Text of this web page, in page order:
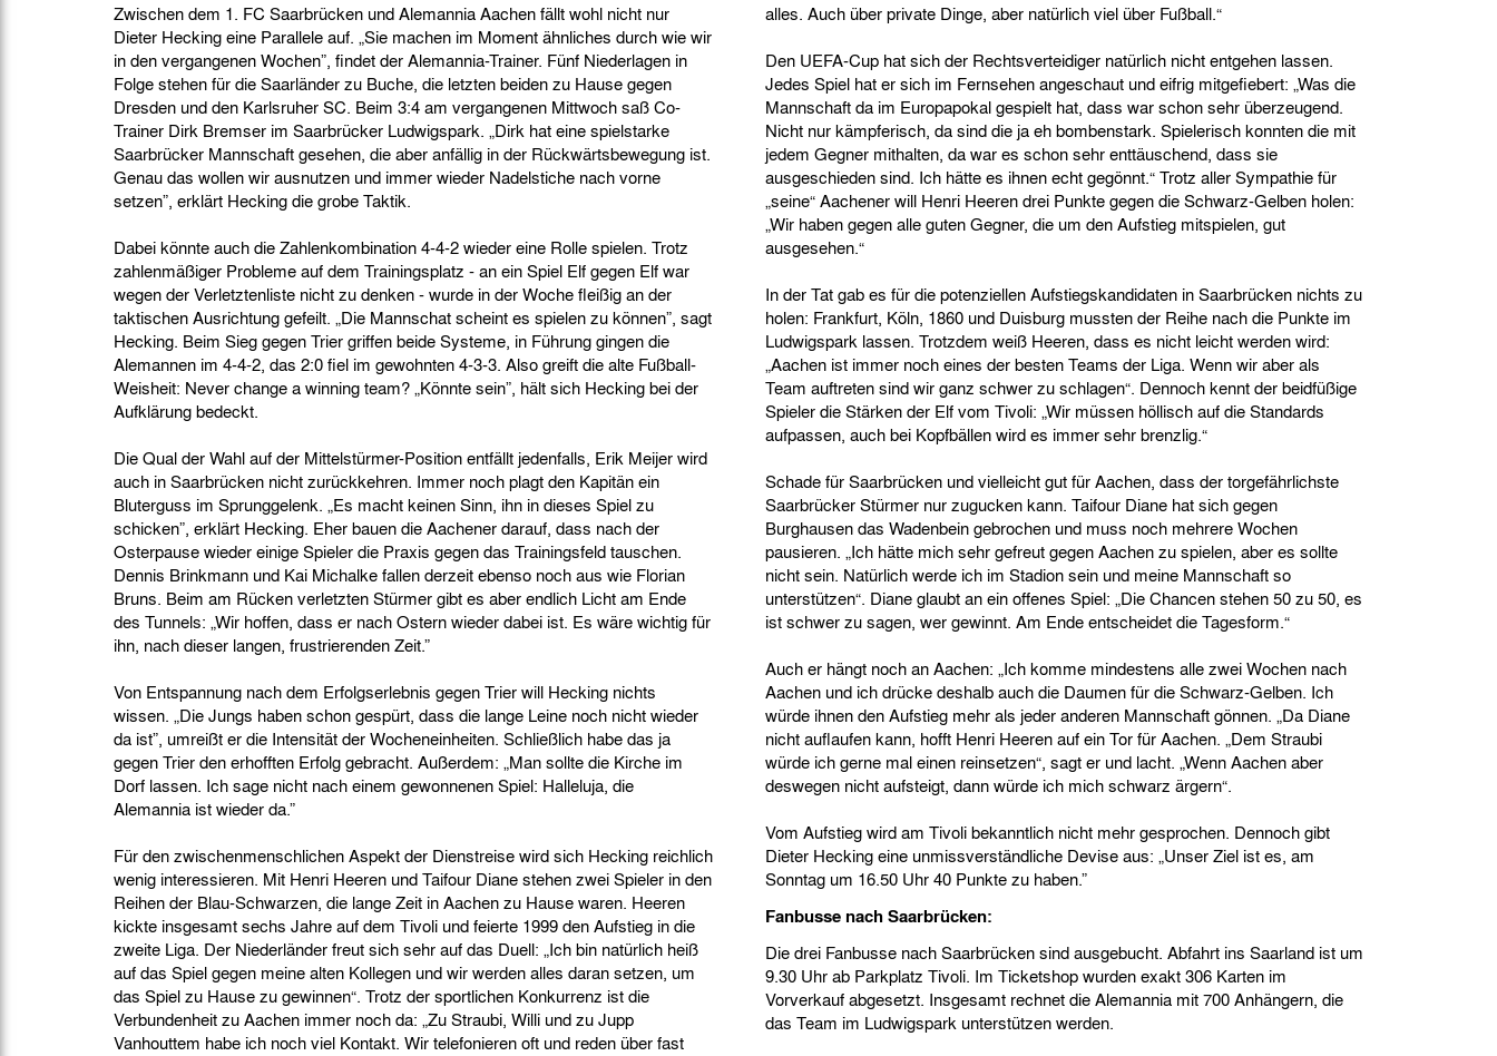
Zwischen dem 1. FC Saarbrücken und Alemannia Aachen fällt wohl nicht nur
Dieter Hecking eine Parallele auf. „Sie machen im Moment ähnliches durch wie wir
in den vergangenen Wochen”, findet der Alemannia-Trainer. Fünf Niederlagen in
Folge stehen für die Saarländer zu Buche, die letzten beiden zu Hause gegen
Dresden und den Karlsruher SC. Beim 3:4 am vergangenen Mittwoch saß Co-
Trainer Dirk Bremser im Saarbrücker Ludwigspark. „Dirk hat eine spielstarke
Saarbrücker Mannschaft gesehen, die aber anfällig in der Rückwärtsbewegung ist.
Genau das wollen wir ausnutzen und immer wieder Nadelstiche nach vorne
setzen”, erklärt Hecking die grobe Taktik.
Dabei könnte auch die Zahlenkombination 4-4-2 wieder eine Rolle spielen. Trotz
zahlenmäßiger Probleme auf dem Trainingsplatz - an ein Spiel Elf gegen Elf war
wegen der Verletztenliste nicht zu denken - wurde in der Woche fleißig an der
taktischen Ausrichtung gefeilt. „Die Mannschat scheint es spielen zu können”, sagt
Hecking. Beim Sieg gegen Trier griffen beide Systeme, in Führung gingen die
Alemannen im 4-4-2, das 2:0 fiel im gewohnten 4-3-3. Also greift die alte Fußball-
Weisheit: Never change a winning team? „Könnte sein”, hält sich Hecking bei der
Aufklärung bedeckt.
Die Qual der Wahl auf der Mittelstürmer-Position entfällt jedenfalls, Erik Meijer wird
auch in Saarbrücken nicht zurückkehren. Immer noch plagt den Kapitän ein
Bluterguss im Sprunggelenk. „Es macht keinen Sinn, ihn in dieses Spiel zu
schicken”, erklärt Hecking. Eher bauen die Aachener darauf, dass nach der
Osterpause wieder einige Spieler die Praxis gegen das Trainingsfeld tauschen.
Dennis Brinkmann und Kai Michalke fallen derzeit ebenso noch aus wie Florian
Bruns. Beim am Rücken verletzten Stürmer gibt es aber endlich Licht am Ende
des Tunnels: „Wir hoffen, dass er nach Ostern wieder dabei ist. Es wäre wichtig für
ihn, nach dieser langen, frustrierenden Zeit.”
Von Entspannung nach dem Erfolgserlebnis gegen Trier will Hecking nichts
wissen. „Die Jungs haben schon gespürt, dass die lange Leine noch nicht wieder
da ist”, umreißt er die Intensität der Wocheneinheiten. Schließlich habe das ja
gegen Trier den erhofften Erfolg gebracht. Außerdem: „Man sollte die Kirche im
Dorf lassen. Ich sage nicht nach einem gewonnenen Spiel: Halleluja, die
Alemannia ist wieder da.”
Für den zwischenmenschlichen Aspekt der Dienstreise wird sich Hecking reichlich
wenig interessieren. Mit Henri Heeren und Taifour Diane stehen zwei Spieler in den
Reihen der Blau-Schwarzen, die lange Zeit in Aachen zu Hause waren. Heeren
kickte insgesamt sechs Jahre auf dem Tivoli und feierte 1999 den Aufstieg in die
zweite Liga. Der Niederländer freut sich sehr auf das Duell: „Ich bin natürlich heiß
auf das Spiel gegen meine alten Kollegen und wir werden alles daran setzen, um
das Spiel zu Hause zu gewinnen“. Trotz der sportlichen Konkurrenz ist die
Verbundenheit zu Aachen immer noch da: „Zu Straubi, Willi und zu Jupp
Vanhouttem habe ich noch viel Kontakt. Wir telefonieren oft und reden über fast
alles. Auch über private Dinge, aber natürlich viel über Fußball.“
Den UEFA-Cup hat sich der Rechtsverteidiger natürlich nicht entgehen lassen.
Jedes Spiel hat er sich im Fernsehen angeschaut und eifrig mitgefiebert: „Was die
Mannschaft da im Europapokal gespielt hat, dass war schon sehr überzeugend.
Nicht nur kämpferisch, da sind die ja eh bombenstark. Spielerisch konnten die mit
jedem Gegner mithalten, da war es schon sehr enttäuschend, dass sie
ausgeschieden sind. Ich hätte es ihnen echt gegönnt.“ Trotz aller Sympathie für
„seine“ Aachener will Henri Heeren drei Punkte gegen die Schwarz-Gelben holen:
„Wir haben gegen alle guten Gegner, die um den Aufstieg mitspielen, gut
ausgesehen.“
In der Tat gab es für die potenziellen Aufstiegskandidaten in Saarbrücken nichts zu
holen: Frankfurt, Köln, 1860 und Duisburg mussten der Reihe nach die Punkte im
Ludwigspark lassen. Trotzdem weiß Heeren, dass es nicht leicht werden wird:
„Aachen ist immer noch eines der besten Teams der Liga. Wenn wir aber als
Team auftreten sind wir ganz schwer zu schlagen“. Dennoch kennt der beidfüßige
Spieler die Stärken der Elf vom Tivoli: „Wir müssen höllisch auf die Standards
aufpassen, auch bei Kopfbällen wird es immer sehr brenzlig.“
Schade für Saarbrücken und vielleicht gut für Aachen, dass der torgefährlichste
Saarbrücker Stürmer nur zugucken kann. Taifour Diane hat sich gegen
Burghausen das Wadenbein gebrochen und muss noch mehrere Wochen
pausieren. „Ich hätte mich sehr gefreut gegen Aachen zu spielen, aber es sollte
nicht sein. Natürlich werde ich im Stadion sein und meine Mannschaft so
unterstützen“. Diane glaubt an ein offenes Spiel: „Die Chancen stehen 50 zu 50, es
ist schwer zu sagen, wer gewinnt. Am Ende entscheidet die Tagesform.“
Auch er hängt noch an Aachen: „Ich komme mindestens alle zwei Wochen nach
Aachen und ich drücke deshalb auch die Daumen für die Schwarz-Gelben. Ich
würde ihnen den Aufstieg mehr als jeder anderen Mannschaft gönnen. „Da Diane
nicht auflaufen kann, hofft Henri Heeren auf ein Tor für Aachen. „Dem Straubi
würde ich gerne mal einen reinsetzen“, sagt er und lacht. „Wenn Aachen aber
deswegen nicht aufsteigt, dann würde ich mich schwarz ärgern“.
Vom Aufstieg wird am Tivoli bekanntlich nicht mehr gesprochen. Dennoch gibt
Dieter Hecking eine unmissverständliche Devise aus: „Unser Ziel ist es, am
Sonntag um 16.50 Uhr 40 Punkte zu haben.”
Fanbusse nach Saarbrücken:
Die drei Fanbusse nach Saarbrücken sind ausgebucht. Abfahrt ins Saarland ist um
9.30 Uhr ab Parkplatz Tivoli. Im Ticketshop wurden exakt 306 Karten im
Vorverkauf abgesetzt. Insgesamt rechnet die Alemannia mit 700 Anhängern, die
das Team im Ludwigspark unterstützen werden.